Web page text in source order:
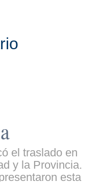
el traslado en
y la Provincia.
esta